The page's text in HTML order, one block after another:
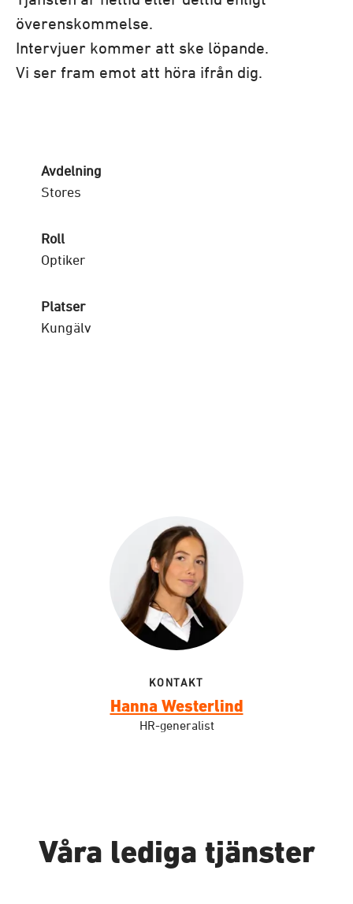
överenskommelse.
Intervjuer kommer att ske löpande.
Vi ser fram emot att höra ifrån dig.
Avdelning
Stores
Roll
Optiker
Platser
Kungälv
KONTAKT
Hanna Westerlind
HR-generalist
Våra lediga tjänster